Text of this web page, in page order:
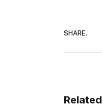
SHARE.
Related